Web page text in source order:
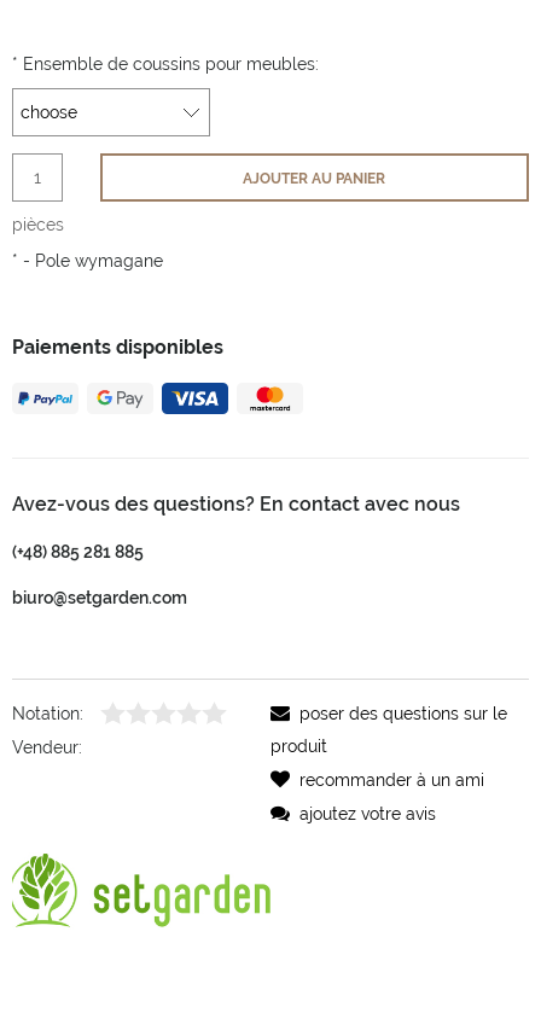
Paiements disponibles
Avez-vous des questions? En contact avec nous
(+48) 885 281 885
biuro@setgarden.com
* Ensemble de coussins pour meubles:
pièces
AJOUTER AU PANIER
* - Pole wymagane
Notation:
Vendeur:
poser des questions sur le
produit
recommander à un ami
ajoutez votre avis